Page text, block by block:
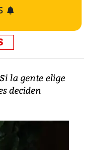
la gente elige
deciden